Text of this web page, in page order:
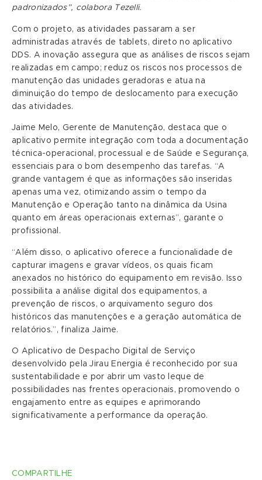
padronizados”, colabora Tezelli.
Com o projeto, as atividades passaram a ser
administradas através de tablets, direto no aplicativo
DDS. A inovação assegura que as análises de riscos sejam
realizadas em campo; reduz os riscos nos processos de
manutenção das unidades geradoras e atua na
diminuição do tempo de deslocamento para execução
das atividades.
Jaime Melo, Gerente de Manutenção, destaca que o
aplicativo permite integração com toda a documentação
técnica-operacional, processual e de Saúde e Segurança,
essenciais para o bom desempenho das tarefas. “A
grande vantagem é que as informações são inseridas
apenas uma vez, otimizando assim o tempo da
Manutenção e Operação tanto na dinâmica da Usina
quanto em áreas operacionais externas”, garante o
profissional.
“Além disso, o aplicativo oferece a funcionalidade de
capturar imagens e gravar vídeos, os quais ficam
anexados no histórico do equipamento em revisão. Isso
possibilita a análise digital dos equipamentos, a
prevenção de riscos, o arquivamento seguro dos
históricos das manutenções e a geração automática de
relatórios.”, finaliza Jaime.
O Aplicativo de Despacho Digital de Serviço
desenvolvido pela Jirau Energia é reconhecido por sua
sustentabilidade e por abrir um vasto leque de
possibilidades nas frentes operacionais, promovendo o
engajamento entre as equipes e aprimorando
significativamente a performance da operação.
COMPARTILHE